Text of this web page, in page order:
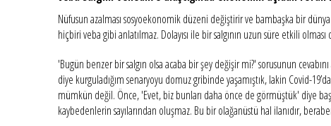
Nüfusun azalması sosyoekonomik düzeni değiştirir ve bambaşka bir dünya
hiçbiri veba gibi anlatılmaz. Dolayısı ile bir salgının uzun süre etkili
'Bugün benzer bir salgın olsa acaba bir şey değişir mi?' sorusunun
diye kurguladığım senaryoyu domuz gribinde yaşamıştık, lakin Covid-
mümkün değil. Önce, 'Evet, biz bunları daha önce de görmüştük' diye
kaybedenlerin sayılarından oluşmaz. Bu bir olağanüstü hal ilanıdır,